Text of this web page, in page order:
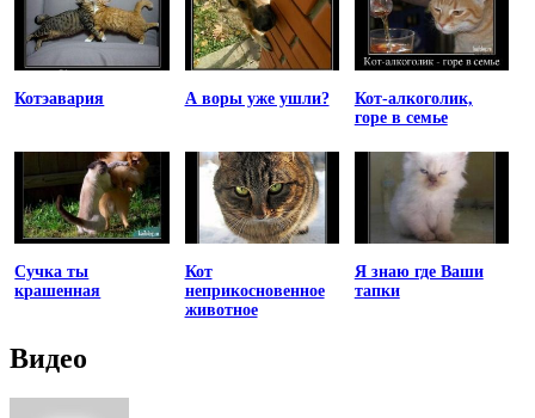
Котэавария А воры уже ушли?
Кот-алкоголик,
горе в семье
Сучка ты
крашенная
Кот
неприкосновенное
животное
Я знаю где Ваши
тапки
Видео